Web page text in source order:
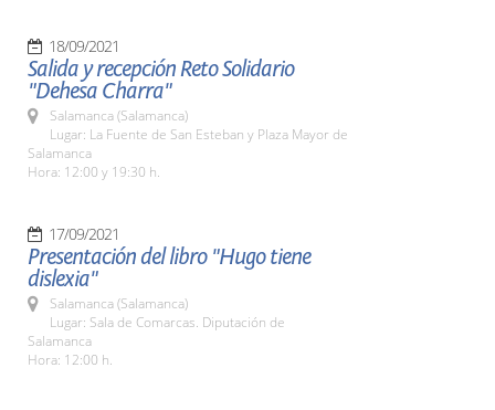
18/09/2021
Salida y recepción Reto Solidario
"Dehesa Charra"
Salamanca (Salamanca)
Lugar: La Fuente de San Esteban y Plaza Mayor de
Salamanca
Hora: 12:00 y 19:30 h.
17/09/2021
Presentación del libro "Hugo tiene
dislexia"
Salamanca (Salamanca)
Lugar: Sala de Comarcas. Diputación de
Salamanca
Hora: 12:00 h.